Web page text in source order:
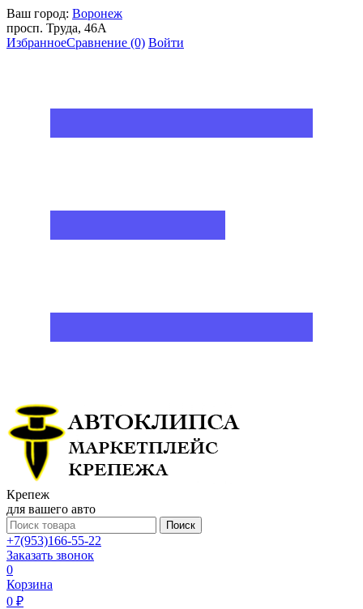
Ваш город: Воронеж
просп. Труда, 46А
ИзбранноеСравнение (0) Войти
Крепеж
для вашего авто
Поиск
+7(953)166-55-22
Заказать звонок
0
Корзина
0 ₽